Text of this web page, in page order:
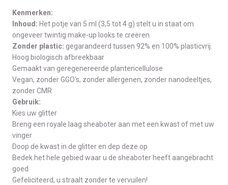
Kenmerken:
Inhoud: Het potje van 5 ml (3,5 tot 4 g) stelt u in staat om
ongeveer twintig make-up looks te creëren.
Zonder plastic: gegarandeerd tussen 92% en 100% plasticvrij.
Hoog biologisch afbreekbaar
Gemaakt van geregenereerde plantencellulose
Vegan, zonder GGO's, zonder allergenen, zonder nanodeeltjes,
zonder CMR
Gebruik:
Kies uw glitter
Breng een royale laag sheaboter aan met een kwast of met uw
vinger
Doop de kwast in de glitter en dep deze op
Bedek het hele gebied waar u de sheaboter heeft aangebracht
goed
Gefeliciteerd, u straalt zonder te vervuilen!